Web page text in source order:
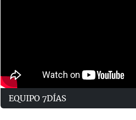
EQUIPO 7DÍAS